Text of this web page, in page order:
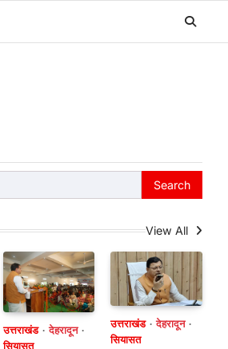
View All
उत्तराखंड
देहरादून
सियासत
उत्तराखंड
देहरादून
सियासत